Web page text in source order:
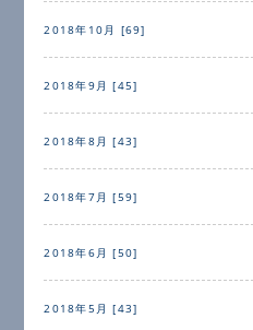
2018年10月 [69]
2018年9月 [45]
2018年8月 [43]
2018年7月 [59]
2018年6月 [50]
2018年5月 [43]